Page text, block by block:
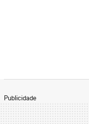
Publicidade